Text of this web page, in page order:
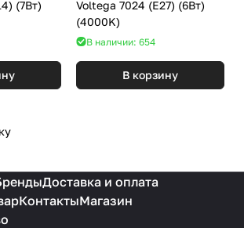
Voltega 7024 (E27) (6Вт)
(4000K)
В наличии: 654
В корзину
Доставка и оплата
КонтактыМагазин